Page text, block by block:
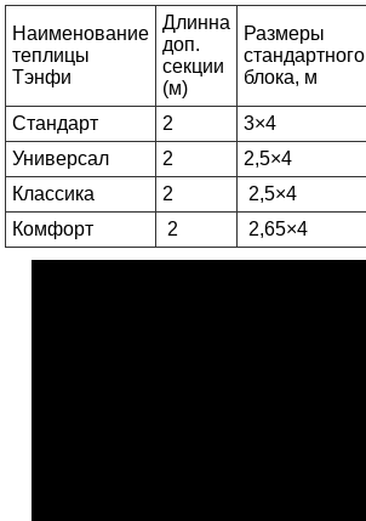
Наименование
теплицы
Тэнфи
Длинна
доп.
секции
(м)
Размеры
стандартного
блока, м
Стандарт 2 3×4
Универсал
2 2,5×4
Классика
2 2,5×4
Комфорт
2 2,65×4